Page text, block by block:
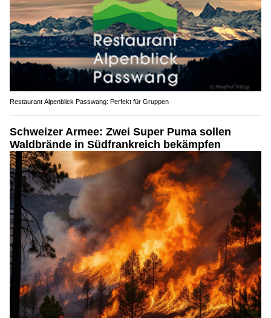
Restaurant Alpenblick Passwang: Perfekt für Gruppen
Schweizer Armee: Zwei Super Puma sollen
Waldbrände in Südfrankreich bekämpfen